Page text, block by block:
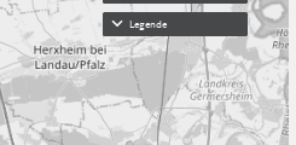
Legende